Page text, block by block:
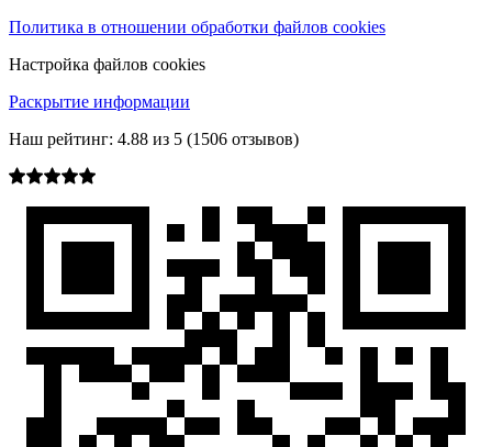
Политика в отношении обработки файлов cookies
Настройка файлов cookies
Раскрытие информации
Наш рейтинг: 4.88 из 5 (1506 отзывов)